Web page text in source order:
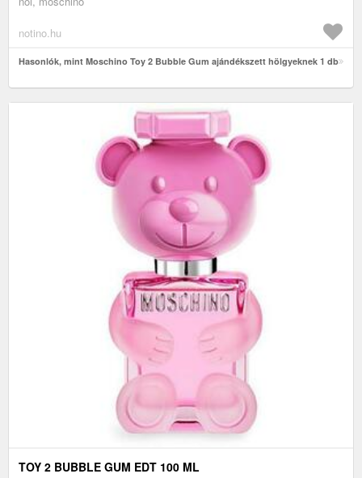
notino.hu
Hasonlók, mint Moschino Toy 2 Bubble Gum ajándékszett hölgyeknek 1 db
TOY 2 BUBBLE GUM EDT 100 ML